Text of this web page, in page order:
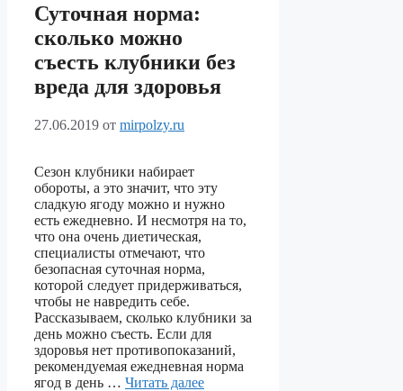
Суточная норма:
сколько можно
съесть клубники без
вреда для здоровья
27.06.2019 от mirpolzy.ru
Сезон клубники набирает
обороты, а это значит, что эту
сладкую ягоду можно и нужно
есть ежедневно. И несмотря на то,
что она очень диетическая,
специалисты отмечают, что
безопасная суточная норма,
которой следует придерживаться,
чтобы не навредить себе.
Рассказываем, сколько клубники за
день можно съесть. Если для
здоровья нет противопоказаний,
рекомендуемая ежедневная норма
ягод в день … Читать далее